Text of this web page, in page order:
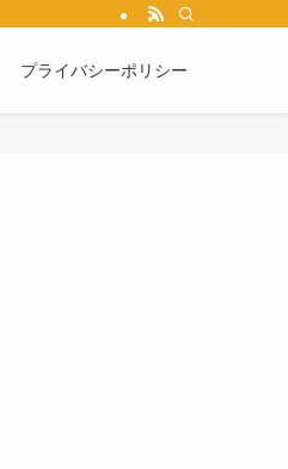
プライバシーポリシー